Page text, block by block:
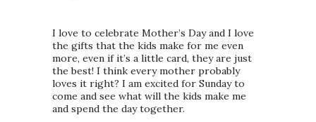
I love to celebrate Mother’s Day and I love
the gifts that the kids make for me even
more, even if it’s a little card, they are just
the best! I think every mother probably
loves it right? I am excited for Sunday to
come and see what will the kids make me
and spend the day together.